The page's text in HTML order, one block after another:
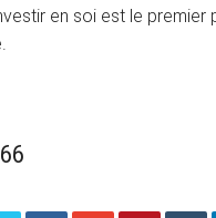
en soi est le premier